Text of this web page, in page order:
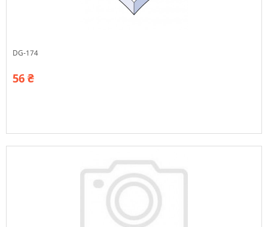
DG-174
56 ₴